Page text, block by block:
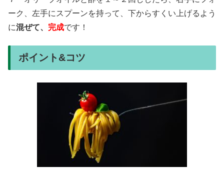
ーク、左手にスプーンを持って、下からすくい上げるよう
に混ぜて、 完成です！
ポイント&コツ